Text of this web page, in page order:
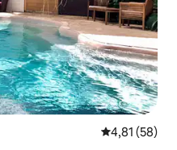
4,81 de uma
4,81 (58)